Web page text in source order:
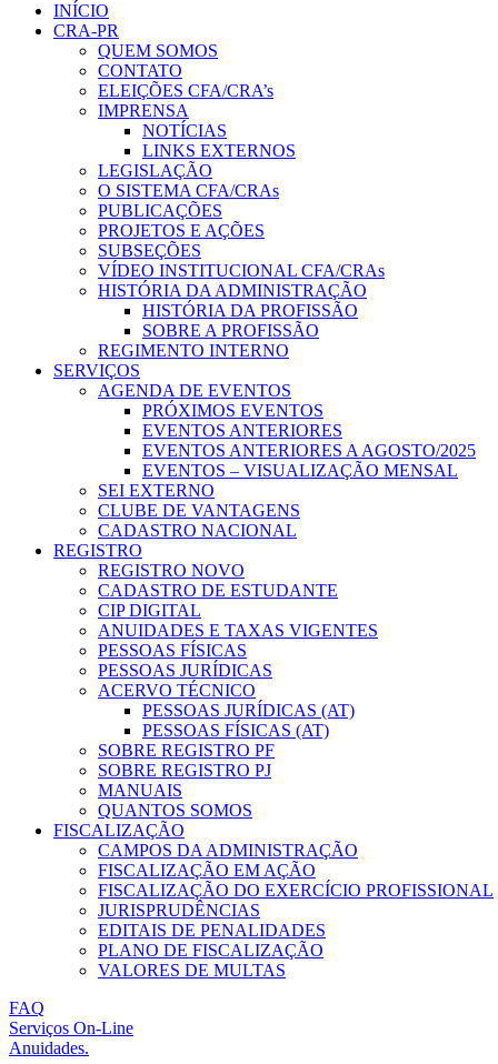
INÍCIO
CRA-PR
QUEM SOMOS
CONTATO
ELEIÇÕES CFA/CRA’s
IMPRENSA
NOTÍCIAS
LINKS EXTERNOS
LEGISLAÇÃO
O SISTEMA CFA/CRAs
PUBLICAÇÕES
PROJETOS E AÇÕES
SUBSEÇÕES
VÍDEO INSTITUCIONAL CFA/CRAs
HISTÓRIA DA ADMINISTRAÇÃO
HISTÓRIA DA PROFISSÃO
SOBRE A PROFISSÃO
REGIMENTO INTERNO
SERVIÇOS
AGENDA DE EVENTOS
PRÓXIMOS EVENTOS
EVENTOS ANTERIORES
EVENTOS ANTERIORES A AGOSTO/2025
EVENTOS – VISUALIZAÇÃO MENSAL
SEI EXTERNO
CLUBE DE VANTAGENS
CADASTRO NACIONAL
REGISTRO
REGISTRO NOVO
CADASTRO DE ESTUDANTE
CIP DIGITAL
ANUIDADES E TAXAS VIGENTES
PESSOAS FÍSICAS
PESSOAS JURÍDICAS
ACERVO TÉCNICO
PESSOAS JURÍDICAS (AT)
PESSOAS FÍSICAS (AT)
SOBRE REGISTRO PF
SOBRE REGISTRO PJ
MANUAIS
QUANTOS SOMOS
FISCALIZAÇÃO
CAMPOS DA ADMINISTRAÇÃO
FISCALIZAÇÃO EM AÇÃO
FISCALIZAÇÃO DO EXERCÍCIO PROFISSIONAL
JURISPRUDÊNCIAS
EDITAIS DE PENALIDADES
PLANO DE FISCALIZAÇÃO
VALORES DE MULTAS
FAQ
Serviços On-Line
Anuidades.